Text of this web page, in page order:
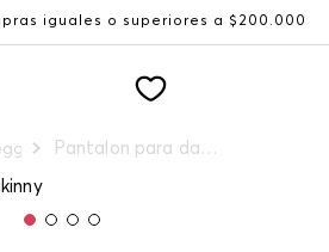
iguales o superiores a $200.000
Pantalon para dama skinny